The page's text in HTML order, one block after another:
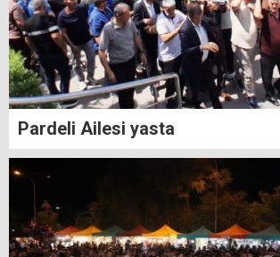
Pardeli Ailesi yasta